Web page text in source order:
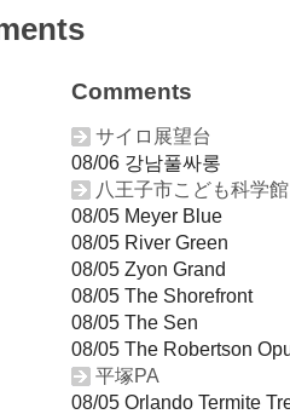
Comments
サイロ展望台
08/06 강남풀싸롱
八王子市こども科学館
08/05 Meyer Blue
08/05 River Green
08/05 Zyon Grand
08/05 The Shorefront
08/05 The Sen
08/05 The Robertson
平塚PA
08/05 Orlando Termite